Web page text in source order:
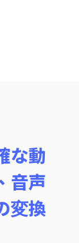
な動
音声
変換